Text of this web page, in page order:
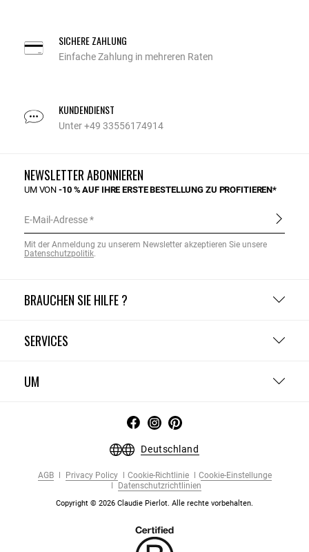
SICHERE ZAHLUNG
Einfache Zahlung in mehreren Raten
KUNDENDIENST
Unter +49 33556174914
BRAUCHEN SIE HILFE ?
SERVICES
UM
NEWSLETTER ABONNIEREN
UM VON-10 % AUF IHRE ERSTE BESTELLUNG ZU PROFITIEREN*
E-Mail-Adresse
Mit der Anmeldung zu unserem Newsletter akzeptieren Sie unsere
Datenschutzpolitik.
Deutschland
AGB Privacy Policy Cookie-Richtlinie
Cookie-Einstellunge
Datenschutzrichtlinien
Copyright © 2026 Claudie Pierlot. Alle rechte vorbehalten.